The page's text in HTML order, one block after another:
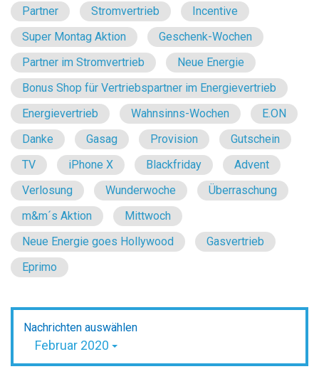
Partner
Stromvertrieb
Incentive
Super Montag Aktion
Geschenk-Wochen
Partner im Stromvertrieb
Neue Energie
Bonus Shop für Vertriebspartner im Energievertrieb
Energievertrieb
Wahnsinns-Wochen
E.ON
Danke
Gasag Provision
Gutschein
TV
iPhone X Blackfriday
Advent
Verlosung
Wunderwoche
Überraschung
m&m´s Aktion
Mittwoch
Neue Energie goes Hollywood
Gasvertrieb
Eprimo
Nachrichten auswählen
Februar 2020